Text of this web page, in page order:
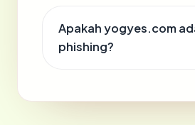
Apakah yogyes.com
phishing?